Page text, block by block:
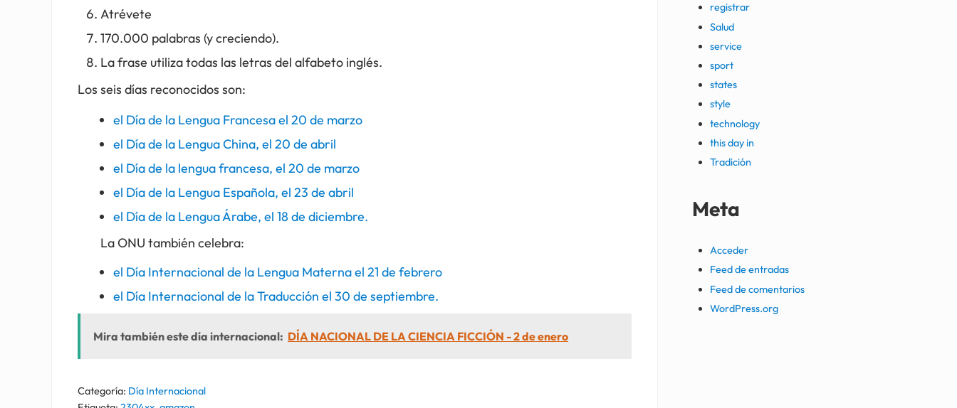
Atrévete
170.000 palabras (y creciendo).
La frase utiliza todas las letras del alfabeto inglés.
Los seis días reconocidos son:
el Día de la Lengua Francesa el 20 de marzo
el Día de la Lengua China, el 20 de abril
el Día de la lengua francesa, el 20 de marzo
el Día de la Lengua Española, el 23 de abril
el Día de la Lengua Árabe, el 18 de diciembre.
La ONU también celebra:
el Día Internacional de la Lengua Materna el 21 de febrero
el Día Internacional de la Traducción el 30 de septiembre.
Mira también este día internacional: DÍA NACIONAL DE LA CIENCIA FICCIÓN - 2 de enero
Categoría: Día Internacional
registrar
Salud
service
sport
states
style
technology
this day in
Tradición
Meta
Acceder
Feed de entradas
Feed de comentarios
WordPress.org